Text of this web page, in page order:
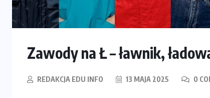
Zawody na Ł – ławnik,
REDAKCJA EDU INFO 13 MAJA 2025 0